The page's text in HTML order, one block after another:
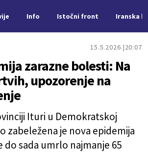
Info Istočni front Iranska
15.5.2026. 20:07
zarazne bolesti: Na
upozorenje na
Ituri u Demokratskoj
zabeležena je nova epidemija
do sada umrlo najmanje 65